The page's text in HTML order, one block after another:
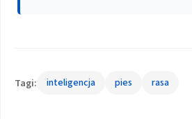
Tagi: inteligencja pies rasa